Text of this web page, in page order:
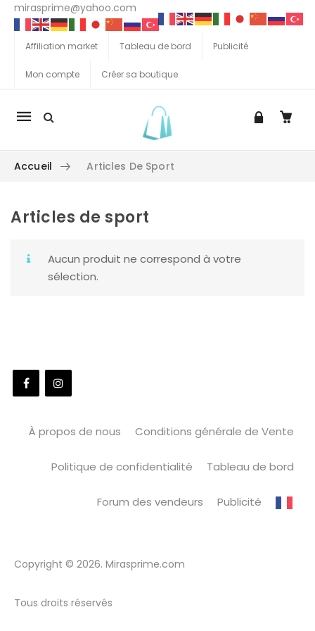
mirasprime@yahoo.com
Affiliation market Tableau de bord Publicité
Mon compte Créer sa boutique
La
Mobile
Accueil Articles De Sport
Aller au contenu
Articles de sport
Aucun produit ne correspond à votre
sélection.
À propos de nous Conditions générale de Vente
Politique de confidentialité Tableau de bord
Forum des vendeurs Publicité
Copyright © 2026. Mirasprime.com
Tous droits réservés